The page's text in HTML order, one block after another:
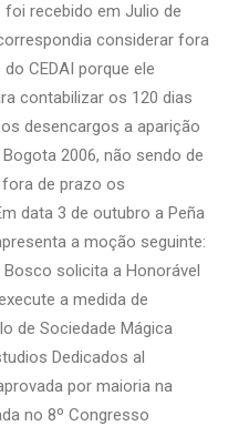
recebido em Julio de
considerar fora
CEDAI porque ele
contabilizar os 120 dias
desencargos a aparição
2006, não sendo de
de prazo os
data 3 de outubro a Peña
a moção seguinte:
Bosco solicita a Honorável
a medida de
de Sociedade Mágica
Dedicados al
por maioria na
no 8º Congresso